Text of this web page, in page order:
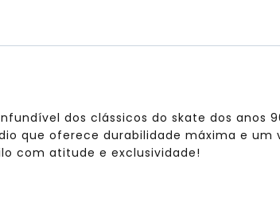
dos clássicos do skate dos anos
que oferece durabilidade máxima e um
com atitude e exclusividade!